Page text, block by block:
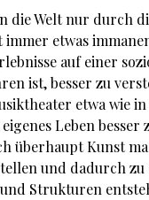
die Welt nur durch
immer etwas
auf einer
ist, besser zu
etwa wie
Leben
überhaupt Kunst
und dadurch zu
und Strukturen